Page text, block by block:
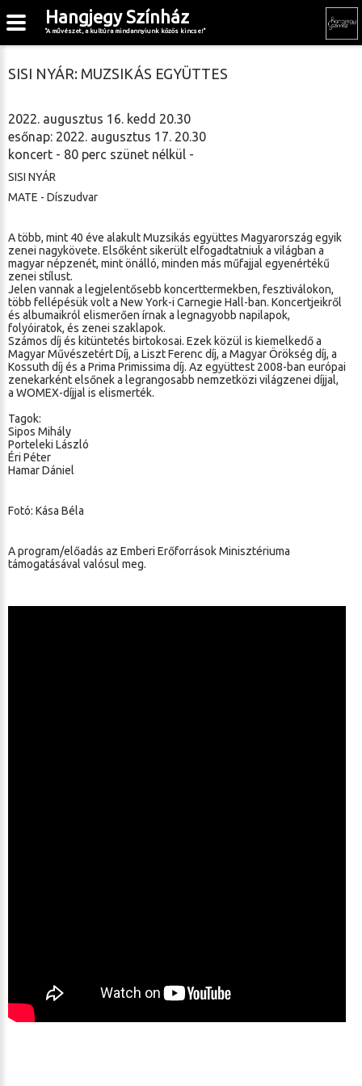
SISI NYÁR: MUZSIKÁS EGYÜTTES
2022. augusztus 16. kedd 20.30
esőnap: 2022. augusztus 17. 20.30
koncert - 80 perc szünet nélkül -
SISI NYÁR
MATE - Díszudvar
A több, mint 40 éve alakult Muzsikás együttes Magyarország egyik
zenei nagykövete. Elsőként sikerült elfogadtatniuk a világban a
magyar népzenét, mint önálló, minden más műfajjal egyenértékű
zenei stílust.
Jelen vannak a legjelentősebb koncerttermekben, fesztiválokon,
több fellépésük volt a New York-i Carnegie Hall-ban. Koncertjeikről
és albumaikról elismerően írnak a legnagyobb napilapok,
folyóiratok, és zenei szaklapok.
Számos díj és kitüntetés birtokosai. Ezek közül is kiemelkedő a
Magyar Művészetért Díj, a Liszt Ferenc díj, a Magyar Örökség díj, a
Kossuth díj és a Prima Primissima díj. Az együttest 2008-ban európai
zenekarként elsőnek a legrangosabb nemzetközi világzenei díjjal,
a WOMEX-díjjal is elismerték.
Tagok:
Sipos Mihály
Porteleki László
Éri Péter
Hamar Dániel
Fotó: Kása Béla
A program/előadás az Emberi Erőforrások Minisztériuma
támogatásával valósul meg.
Hangjegy Színház
"A művészet, a kultúra mindannyiunk közös kincse!"